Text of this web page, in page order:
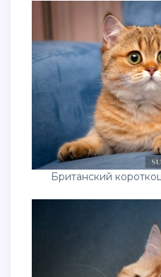
Британский